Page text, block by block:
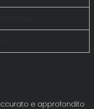
e approfondito